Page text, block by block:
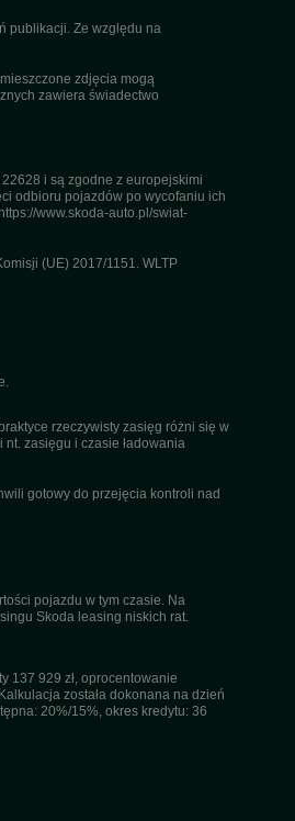
publikacji. Ze względu na
zdjęcia mogą
zawiera świadectwo
i są zgodne z europejskimi
odbioru pojazdów po wycofaniu ich
www.skoda-auto.pl/swiat-
(UE) 2017/1151. WLTP
rzeczywisty zasięg różni się w
zasięgu i czasie ładowania
gotowy do przejęcia kontroli nad
pojazdu w tym czasie. Na
Skoda leasing niskich rat.
137 929 zł, oprocentowanie
została dokonana na dzień
20%/15%, okres kredytu: 36